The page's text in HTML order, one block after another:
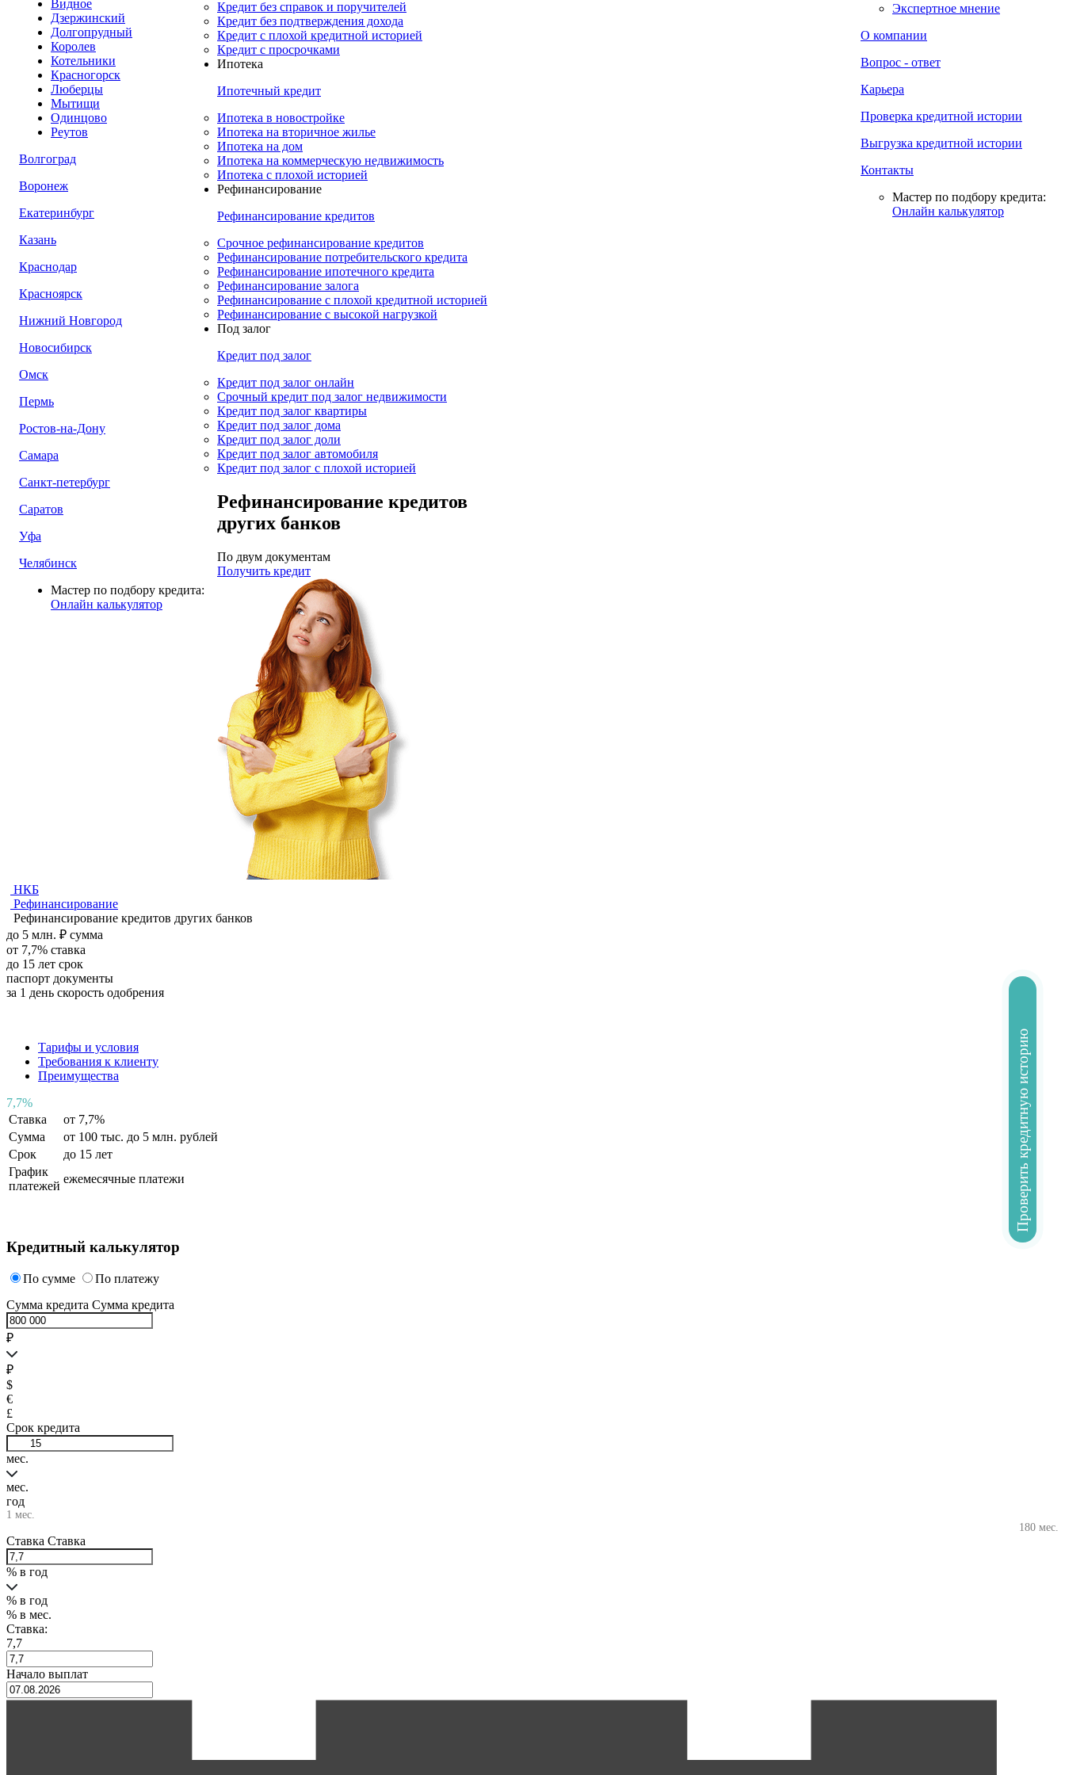
Экспертное мнение
О компании
Вопрос - ответ
Карьера
Проверка кредитной истории
Выгрузка кредитной истории
Контакты
Мастер по подбору кредита:
Онлайн калькулятор
Видное
Дзержинский
Долгопрудный
Королев
Котельники
Красногорск
Люберцы
Мытищи
Одинцово
Реутов
Волгоград
Воронеж
Екатеринбург
Казань
Краснодар
Красноярск
Нижний Новгород
Новосибирск
Омск
Пермь
Ростов-на-Дону
Самара
Санкт-петербург
Саратов
Уфа
Челябинск
Мастер по подбору кредита:
Онлайн калькулятор
Кредит без справок и поручителей
Кредит без подтверждения дохода
Кредит с плохой кредитной историей
Кредит с просрочками
Ипотека
Ипотечный кредит
Ипотека в новостройке
Ипотека на вторичное жилье
Ипотека на дом
Ипотека на коммерческую недвижимость
Ипотека с плохой историей
Рефинансирование
Рефинансирование кредитов
Срочное рефинансирование кредитов
Рефинансирование потребительского кредита
Рефинансирование ипотечного кредита
Рефинансирование залога
Рефинансирование с плохой кредитной историей
Рефинансирование с высокой нагрузкой
Под залог
Кредит под залог
Кредит под залог онлайн
Срочный кредит под залог недвижимости
Кредит под залог квартиры
Кредит под залог дома
Кредит под залог доли
Кредит под залог автомобиля
Кредит под залог с плохой историей
Рефинансирование кредитов
других банков
По двум документам
Получить кредит
НКБ
Рефинансирование
Рефинансирование кредитов других банков
до 5 млн. ₽ сумма
от 7,7% ставка
до 15 лет срок
паспорт документы
за 1 день скорость одобрения
Тарифы и условия
Требования к клиенту
Преимущества
7,7%
Ставка
от 7,7%
Сумма
от 100 тыс. до 5 млн. рублей
Срок
до 15 лет
График
платежей
ежемесячные платежи
Кредитный калькулятор
По сумме
По платежу
Сумма кредита Сумма кредита
₽
₽
$
€
£
Срок кредита
мес.
мес.
год
1 мес.
180 мес.
Ставка Ставка
% в год
% в год
% в мес.
Ставка:
7,7
Начало выплат
Проверить кредитную историю